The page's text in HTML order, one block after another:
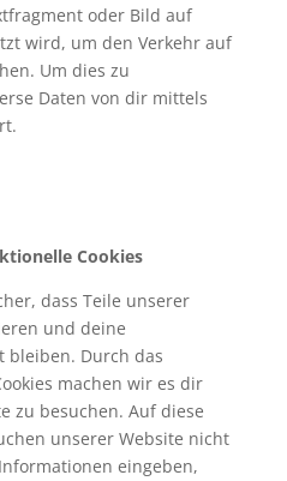
oder Bild auf
wird, um den Verkehr auf
Um dies zu
Daten von dir mittels
Cookies
dass Teile unserer
und deine
bleiben. Durch das
machen wir es dir
zu besuchen. Auf diese
unserer Website nicht
eingeben,